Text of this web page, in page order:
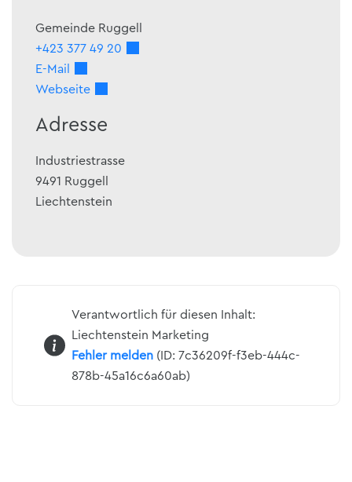
Gemeinde Ruggell
+423 377 49 20
E-Mail
Webseite
Adresse
Industriestrasse
9491 Ruggell
Liechtenstein
Verantwortlich für diesen Inhalt:
Liechtenstein Marketing
Fehler melden (ID: 7c36209f-f3eb-444c-
878b-45a16c6a60ab)